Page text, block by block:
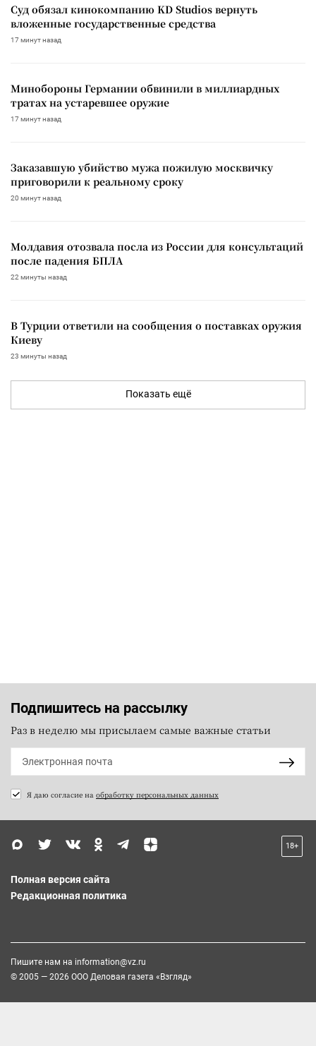
Суд обязал кинокомпанию KD Studios вернуть
вложенные государственные средства
17 минут назад
Минобороны Германии обвинили в миллиардных
тратах на устаревшее оружие
17 минут назад
Заказавшую убийство мужа пожилую москвичку
приговорили к реальному сроку
20 минут назад
Молдавия отозвала посла из России для консультаций
после падения БПЛА
22 минуты назад
В Турции ответили на сообщения о поставках оружия
Киеву
23 минуты назад
Показать ещё
Подпишитесь на рассылку
Раз в неделю мы присылаем самые важные статьи
Я даю согласие на обработку персональных данных
18+
Полная версия сайта
Редакционная политика
Пишите нам на information@vz.ru
© 2005 — 2026 ООО Деловая газета «Взгляд»